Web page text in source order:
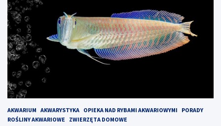
AKWARIUM AKWARYSTYKA OPIEKA NAD RYBAMI AKWARIOWYMI
PORADY
ROŚLINY AKWARIOWE
ZWIERZĘTA DOMOWE